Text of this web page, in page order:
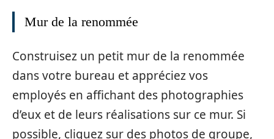
Mur de la renommée
Construisez un petit mur de la renommée
dans votre bureau et appréciez vos
employés en affichant des photographies
d’eux et de leurs réalisations sur ce mur. Si
possible, cliquez sur des photos de groupe,